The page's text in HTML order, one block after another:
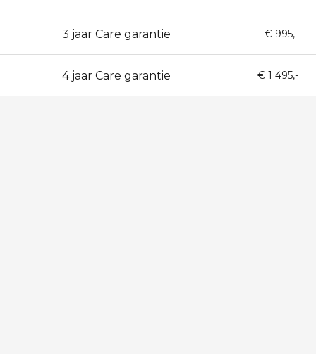
3 jaar Care garantie € 995,-
4 jaar Care garantie € 1 495,-